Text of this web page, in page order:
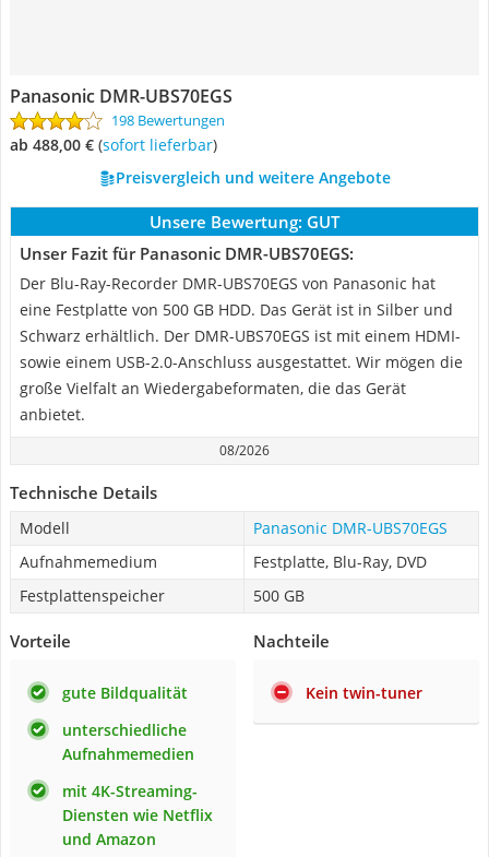
Panasonic DMR-UBS70EGS
198 Bewertungen
ab 488,00 € ( Sofort lieferbar)
Preisvergleich und weitere Angebote
Unsere Bewertung: GUT
Unser Fazit für Panasonic DMR-UBS70EGS:
Der Blu-Ray-Recorder DMR-UBS70EGS von Panasonic hat
eine Festplatte von 500 GB HDD. Das Gerät ist in Silber und
Schwarz erhältlich. Der DMR-UBS70EGS ist mit einem HDMI-
sowie einem USB-2.0-Anschluss ausgestattet. Wir mögen die
große Vielfalt an Wiedergabeformaten, die das Gerät
anbietet.
08/2026
Technische Details
Modell
Panasonic DMR-UBS70EGS
Aufnahmemedium
Festplatte, Blu-Ray, DVD
Festplattenspeicher
500 GB
Vorteile
gute Bildqualität
unterschiedliche
Aufnahmemedien
mit 4K-Streaming-
Diensten wie Netflix
und Amazon
Nachteile
Kein twin-tuner